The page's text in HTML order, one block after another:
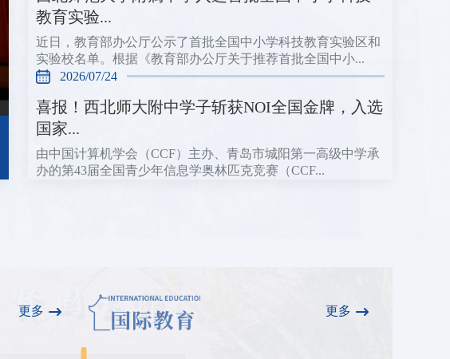
教育实验...
近日，教育部办公厅公示了首批全国中小学科技教育实验区和
实验校名单。根据《教育部办公厅关于推荐首批全国中小...
2026/07/24
喜报！西北师大附中学子斩获NOI全国金牌，入选
国家...
由中国计算机学会（CCF）主办、青岛市城阳第一高级中学承
办的第43届全国青少年信息学奥林匹克竞赛（CCF...
更多 更多